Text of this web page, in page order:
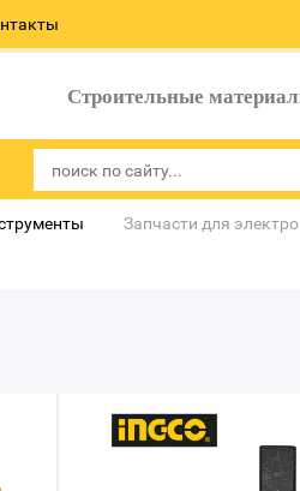
Строительные
Запчасти для